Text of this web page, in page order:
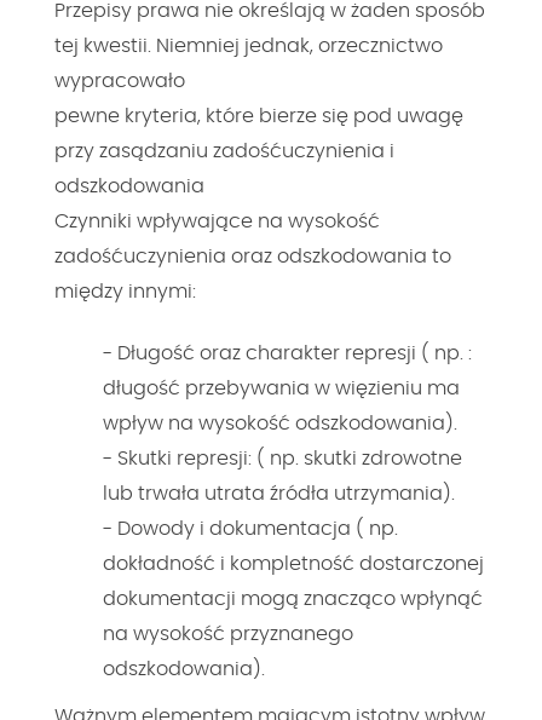
Przepisy prawa nie określają w żaden sposób
tej kwestii. Niemniej jednak, orzecznictwo
wypracowało
pewne kryteria, które bierze się pod uwagę
przy zasądzaniu zadośćuczynienia i
odszkodowania
Czynniki wpływające na wysokość
zadośćuczynienia oraz odszkodowania to
między innymi:
- Długość oraz charakter represji ( np. :
długość przebywania w więzieniu ma
wpływ na wysokość odszkodowania).
- Skutki represji: ( np. skutki zdrowotne
lub trwała utrata źródła utrzymania).
- Dowody i dokumentacja ( np.
dokładność i kompletność dostarczonej
dokumentacji mogą znacząco wpłynąć
na wysokość przyznanego
odszkodowania).